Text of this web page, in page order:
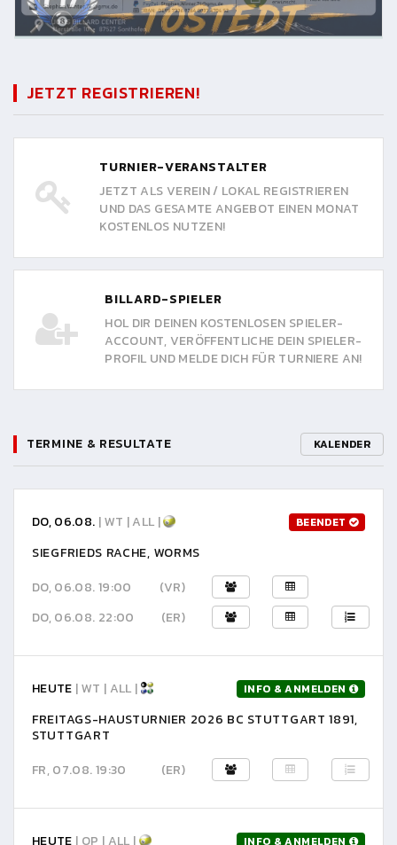
JETZT REGISTRIEREN!
TURNIER-VERANSTALTER
JETZT ALS VEREIN / LOKAL REGISTRIEREN
UND DAS GESAMTE ANGEBOT EINEN MONAT
KOSTENLOS NUTZEN!
BILLARD-SPIELER
HOL DIR DEINEN KOSTENLOSEN SPIELER-
ACCOUNT, VERÖFFENTLICHE DEIN SPIELER-
PROFIL UND MELDE DICH FÜR TURNIERE AN!
TERMINE & RESULTATE KALENDER
DO, 06.08. | WT | ALL | BEENDET
SIEGFRIEDS RACHE, WORMS
DO, 06.08. 19:00
(VR)
DO, 06.08. 22:00
(ER)
HEUTE | WT | ALL | INFO & ANMELDEN
FREITAGS-HAUSTURNIER 2026 BC STUTTGART 1891,
STUTTGART
FR, 07.08. 19:30
(ER)
HEUTE | OP | ALL | INFO & ANMELDEN